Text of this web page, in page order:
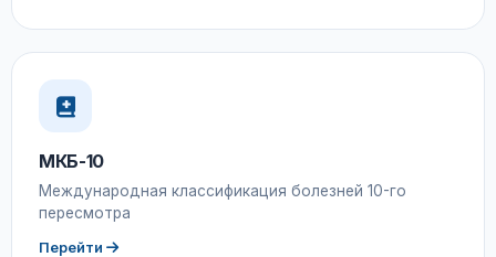
МКБ-10
Международная классификация болезней 10-го
пересмотра
Перейти